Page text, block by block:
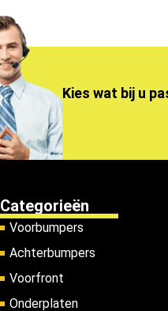
Kies wat bij u
Categorieën
Voorbumpers
Achterbumpers
Voorfront
Onderplaten